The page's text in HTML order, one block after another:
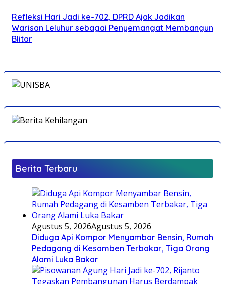
Refleksi Hari Jadi ke-702, DPRD Ajak Jadikan
Warisan Leluhur sebagai Penyemangat Membangun
Blitar
Berita Terbaru
Agustus 5, 2026Agustus 5, 2026
Diduga Api Kompor Menyambar Bensin, Rumah
Pedagang di Kesamben Terbakar, Tiga Orang
Alami Luka Bakar